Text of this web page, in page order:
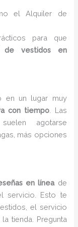
el Alquiler de
para que
de vestidos en
en un lugar muy
con tiempo . Las
agotarse
más opciones
en líneade
servicio. Esto te
el servicio
tienda. Pregunta